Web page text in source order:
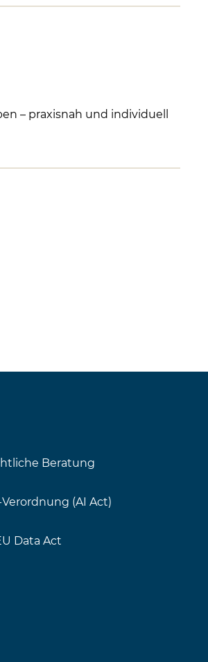
– praxisnah und individuell
Beratung
(AI Act)
Data Act